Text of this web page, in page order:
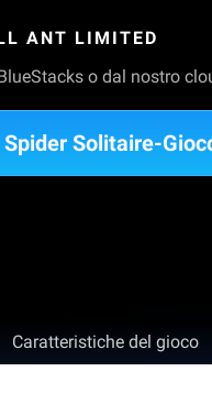
ANT LIMITED
o dal nostro
Spider Solitaire-
Caratteristiche del gioco